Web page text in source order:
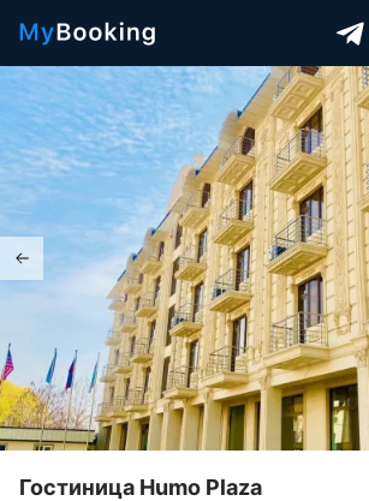
Гостиница Humo Plaza